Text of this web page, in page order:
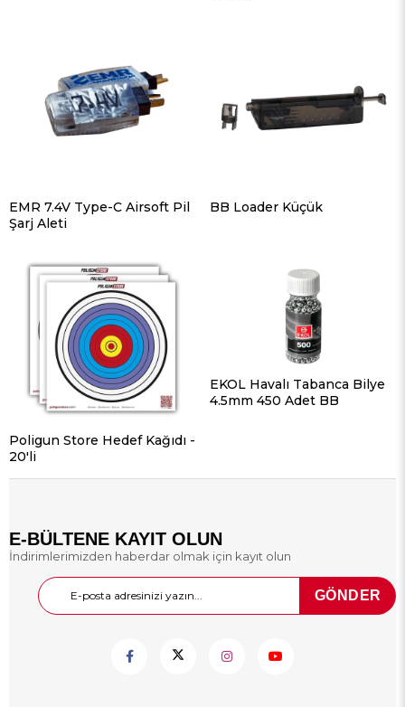
EMR 7.4V Type-C Airsoft Pil
Şarj Aleti
BB Loader Küçük
Poligun Store Hedef Kağıdı -
20'li
EKOL Havalı Tabanca Bilye
4.5mm 450 Adet BB
E-BÜLTENE KAYIT OLUN
İndirimlerimizden haberdar olmak için kayıt olun
GÖNDER